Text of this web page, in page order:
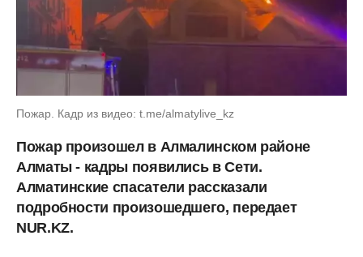
Пожар. Кадр из видео: t.me/almatylive_kz
Пожар произошел в Алмалинском районе
Алматы - кадры появились в Сети.
Алматинские спасатели рассказали
подробности произошедшего, передает
NUR.KZ.